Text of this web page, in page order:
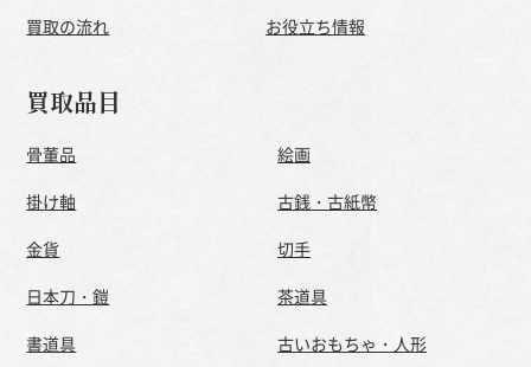
買取の流れ
お役立ち情報
買取品目
骨董品
絵画
掛け軸
古銭・古紙幣
金貨
切手
日本刀・鎧
茶道具
書道具
古いおもちゃ・人形